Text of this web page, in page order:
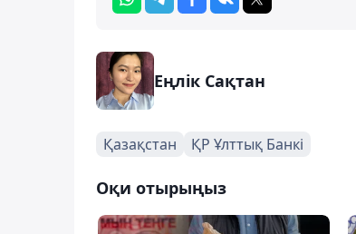
Еңлік Сақтан
Қазақстан ҚР Ұлттық Банкі
Оқи отырыңыз